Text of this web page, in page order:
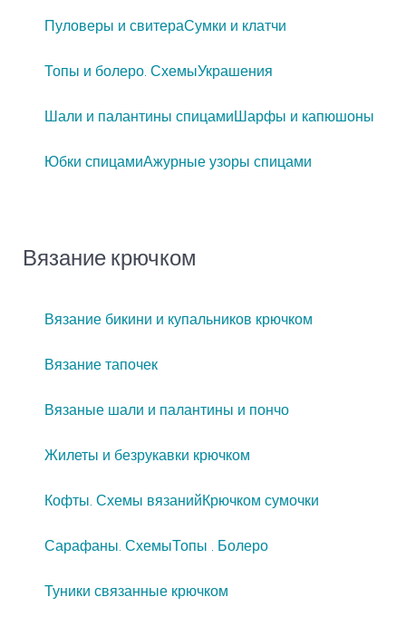
Пуловеры и свитераСумки и клатчи
Топы и болеро. СхемыУкрашения
Шали и палантины спицамиШарфы и капюшоны
Юбки спицамиАжурные узоры спицами
Вязание крючком
Вязание бикини и купальников крючком
Вязание тапочек
Вязаные шали и палантины и пончо
Жилеты и безрукавки крючком
Кофты. Схемы вязанийКрючком сумочки
Сарафаны. СхемыТопы . Болеро
Туники связанные крючком